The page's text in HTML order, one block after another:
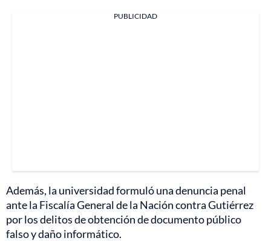
PUBLICIDAD
Además, la universidad formuló una denuncia penal
ante la Fiscalía General de la Nación contra Gutiérrez
por los delitos de obtención de documento público
falso y daño informático.